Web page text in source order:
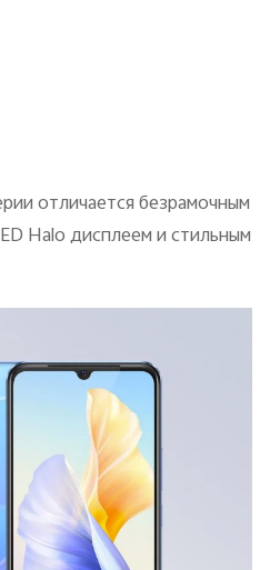
отличается безрамочным
Halo дисплеем и стильным